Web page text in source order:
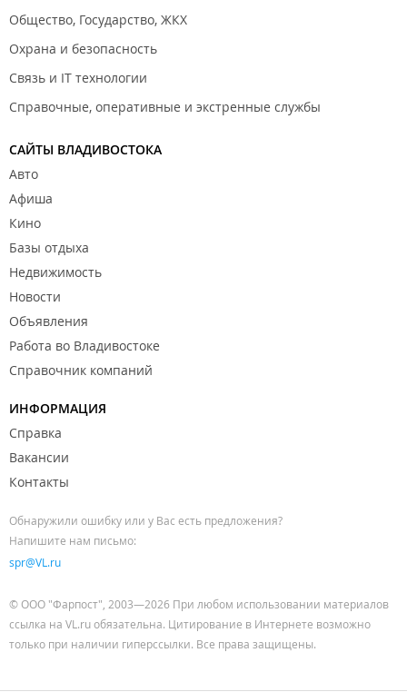
Общество, Государство, ЖКХ
Охрана и безопасность
Связь и IT технологии
Справочные, оперативные и экстренные службы
САЙТЫ ВЛАДИВОСТОКА
Авто
Афиша
Кино
Базы отдыха
Недвижимость
Новости
Объявления
Работа во Владивостоке
Справочник компаний
ИНФОРМАЦИЯ
Справка
Вакансии
Контакты
Обнаружили ошибку или у Вас есть предложения?
Напишите нам письмо:
spr@VL.ru
© ООО "Фарпост", 2003—2026 При любом использовании материалов
ссылка на VL.ru обязательна. Цитирование в Интернете возможно
только при наличии гиперссылки. Все права защищены.